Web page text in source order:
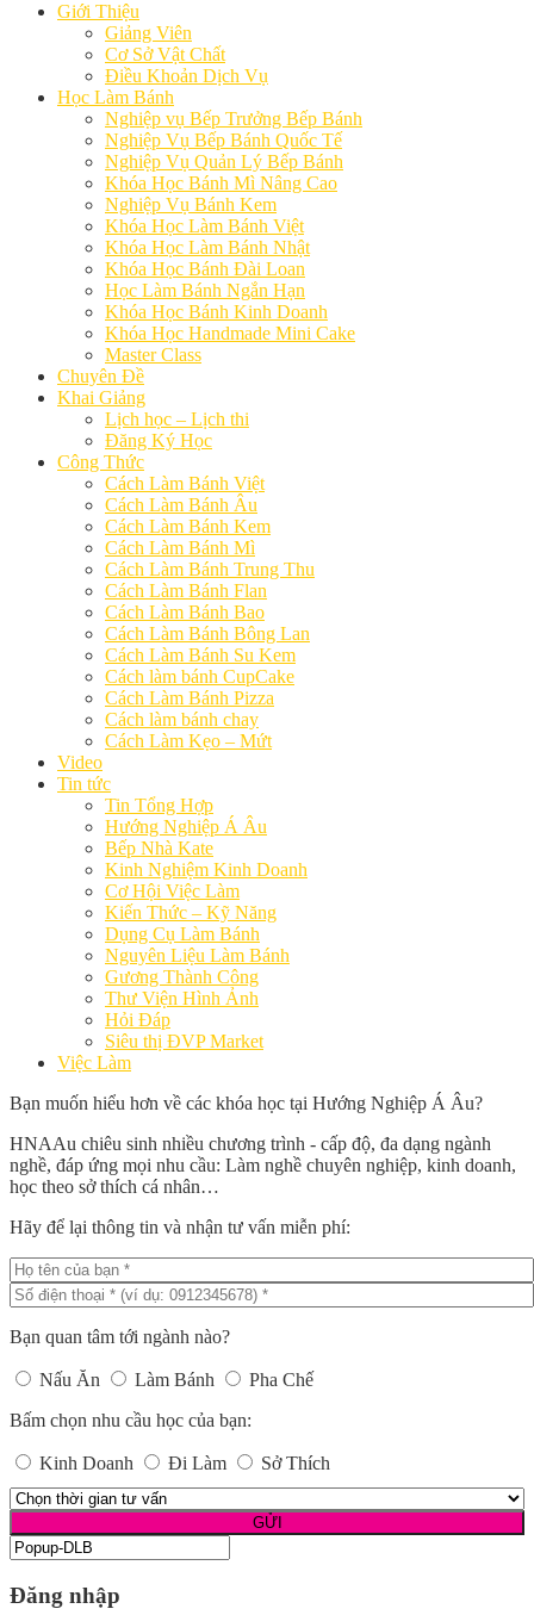
Giới Thiệu
Giảng Viên
Cơ Sở Vật Chất
Điều Khoản Dịch Vụ
Học Làm Bánh
Nghiệp vụ Bếp Trưởng Bếp Bánh
Nghiệp Vụ Bếp Bánh Quốc Tế
Nghiệp Vụ Quản Lý Bếp Bánh
Khóa Học Bánh Mì Nâng Cao
Nghiệp Vụ Bánh Kem
Khóa Học Làm Bánh Việt
Khóa Học Làm Bánh Nhật
Khóa Học Bánh Đài Loan
Học Làm Bánh Ngắn Hạn
Khóa Học Bánh Kinh Doanh
Khóa Học Handmade Mini Cake
Master Class
Chuyên Đề
Khai Giảng
Lịch học – Lịch thi
Đăng Ký Học
Công Thức
Cách Làm Bánh Việt
Cách Làm Bánh Âu
Cách Làm Bánh Kem
Cách Làm Bánh Mì
Cách Làm Bánh Trung Thu
Cách Làm Bánh Flan
Cách Làm Bánh Bao
Cách Làm Bánh Bông Lan
Cách Làm Bánh Su Kem
Cách làm bánh CupCake
Cách Làm Bánh Pizza
Cách làm bánh chay
Cách Làm Kẹo – Mứt
Video
Tin tức
Tin Tổng Hợp
Hướng Nghiệp Á Âu
Bếp Nhà Kate
Kinh Nghiệm Kinh Doanh
Cơ Hội Việc Làm
Kiến Thức – Kỹ Năng
Dụng Cụ Làm Bánh
Nguyên Liệu Làm Bánh
Gương Thành Công
Thư Viện Hình Ảnh
Hỏi Đáp
Siêu thị ĐVP Market
Việc Làm
Bạn muốn hiểu hơn về các khóa học tại Hướng Nghiệp Á Âu?
HNAAu chiêu sinh nhiều chương trình - cấp độ, đa dạng ngành
nghề, đáp ứng mọi nhu cầu: Làm nghề chuyên nghiệp, kinh doanh,
học theo sở thích cá nhân…
Hãy để lại thông tin và nhận tư vấn miễn phí:
Bạn quan tâm tới ngành nào?
Nấu Ăn Làm Bánh
Pha Chế
Bấm chọn nhu cầu học của bạn:
Kinh Doanh Đi Làm Sở Thích
Đăng nhập